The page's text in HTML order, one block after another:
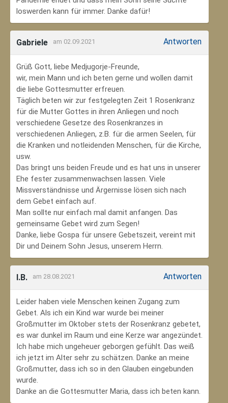
loswerden kann für immer. Danke dafür!
Gabriele am 02.09.2021 Antworten
Grüß Gott, liebe Medjugorje-Freunde,
wir, mein Mann und ich beten gerne und wollen damit
die liebe Gottesmutter erfreuen.
Täglich beten wir zur festgelegten Zeit 1 Rosenkranz
für die Mutter Gottes in ihren Anliegen und noch
verschiedene Gesetze des Rosenkranzes in
verschiedenen Anliegen, z.B. für die armen Seelen, für
die Kranken und notleidenden Menschen, für die Kirche,
usw.
Das bringt uns beiden Freude und es hat uns in unserer
Ehe fester zusammenwachsen lassen. Viele
Missverständnisse und Ärgernisse lösen sich nach
dem Gebet einfach auf.
Man sollte nur einfach mal damit anfangen. Das
gemeinsame Gebet wird zum Segen!
Danke, liebe Gospa für unsere Gebetszeit, vereint mit
Dir und Deinem Sohn Jesus, unserem Herrn.
I.B. am 28.08.2021 Antworten
Leider haben viele Menschen keinen Zugang zum
Gebet. Als ich ein Kind war wurde bei meiner
Großmutter im Oktober stets der Rosenkranz gebetet,
es war dunkel im Raum und eine Kerze war angezündet.
Ich habe mich ungeheuer geborgen gefühlt. Das weiß
ich jetzt im Alter sehr zu schätzen. Danke an meine
Großmutter, dass ich so in den Glauben eingebunden
wurde.
Danke an die Gottesmutter Maria, dass ich beten kann.